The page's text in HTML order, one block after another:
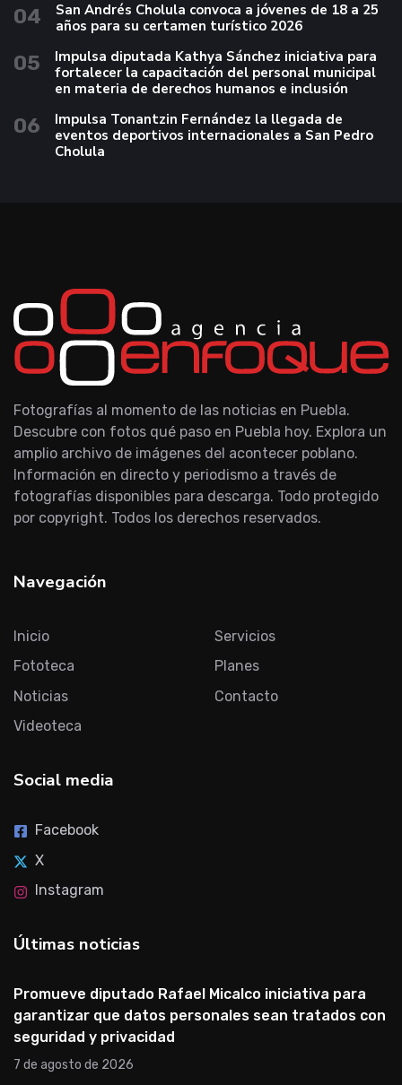
04
San Andrés Cholula convoca a jóvenes de 18 a 25
años para su certamen turístico 2026
05
Impulsa diputada Kathya Sánchez iniciativa para
fortalecer la capacitación del personal municipal
en materia de derechos humanos e inclusión
06
Impulsa Tonantzin Fernández la llegada de
eventos deportivos internacionales a San Pedro
Cholula
Fotografías al momento de las noticias en Puebla.
Descubre con fotos qué paso en Puebla hoy. Explora un
amplio archivo de imágenes del acontecer poblano.
Información en directo y periodismo a través de
fotografías disponibles para descarga. Todo protegido
por copyright. Todos los derechos reservados.
Navegación
Inicio
Fototeca
Noticias
Videoteca
Servicios
Planes
Contacto
Social media
Facebook
X
Instagram
Últimas noticias
Promueve diputado Rafael Micalco iniciativa para
garantizar que datos personales sean tratados con
seguridad y privacidad
7 de agosto de 2026